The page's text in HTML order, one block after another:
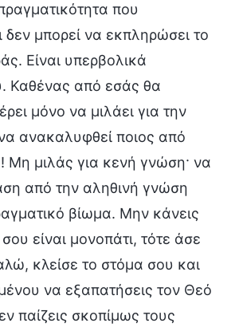
που
δεν μπορεί να εκπληρώσει το
Είναι υπερβολικά
Καθένας από εσάς θα
μόνο να μιλάει για την
ανακαλυφθεί ποιος από
Μη μιλάς για κενή γνώση· να
από την αληθινή γνώση
βίωμα. Μην κάνεις
είναι μονοπάτι, τότε άσε
κλείσε το στόμα σου και
να εξαπατήσεις τον Θεό
παίζεις σκοπίμως τους